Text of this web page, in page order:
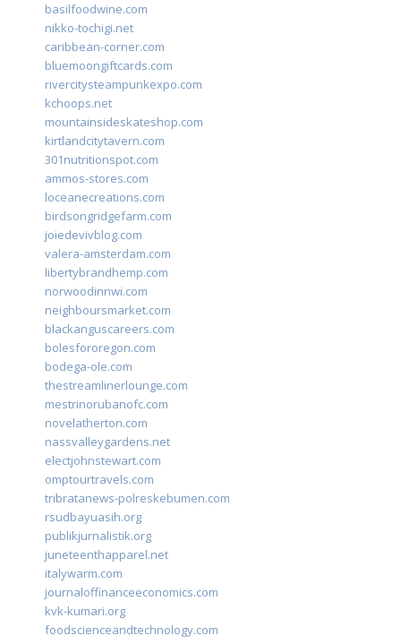
basilfoodwine.com
nikko-tochigi.net
caribbean-corner.com
bluemoongiftcards.com
rivercitysteampunkexpo.com
kchoops.net
mountainsideskateshop.com
kirtlandcitytavern.com
301nutritionspot.com
ammos-stores.com
loceanecreations.com
birdsongridgefarm.com
joiedevivblog.com
valera-amsterdam.com
libertybrandhemp.com
norwoodinnwi.com
neighboursmarket.com
blackanguscareers.com
bolesfororegon.com
bodega-ole.com
thestreamlinerlounge.com
mestrinorubanofc.com
novelatherton.com
nassvalleygardens.net
electjohnstewart.com
omptourtravels.com
tribratanews-polreskebumen.com
rsudbayuasih.org
publikjurnalistik.org
juneteenthapparel.net
italywarm.com
journaloffinanceeconomics.com
kvk-kumari.org
foodscienceandtechnology.com